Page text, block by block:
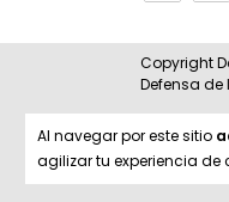
Al navegar por este sitio
agilizar tu experiencia de
Copyright
Defensa